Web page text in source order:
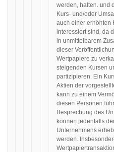
werden, halten. und
Kurs- und/oder
auch einer erhöhten
interessiert sind, da
in unmittelbarem
dieser
Wertpapiere zu
steigenden Kursen
partizipieren. Ein
Aktien der
kann zu einem
diesen Personen
Besprechung des
können jedenfalls
Unternehmens
werden.